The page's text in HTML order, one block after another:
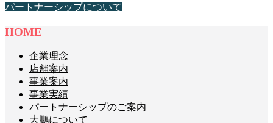
パートナーシップについて
HOME
企業理念
店舗案内
事業案内
事業実績
パートナーシップのご案内
大鵬について